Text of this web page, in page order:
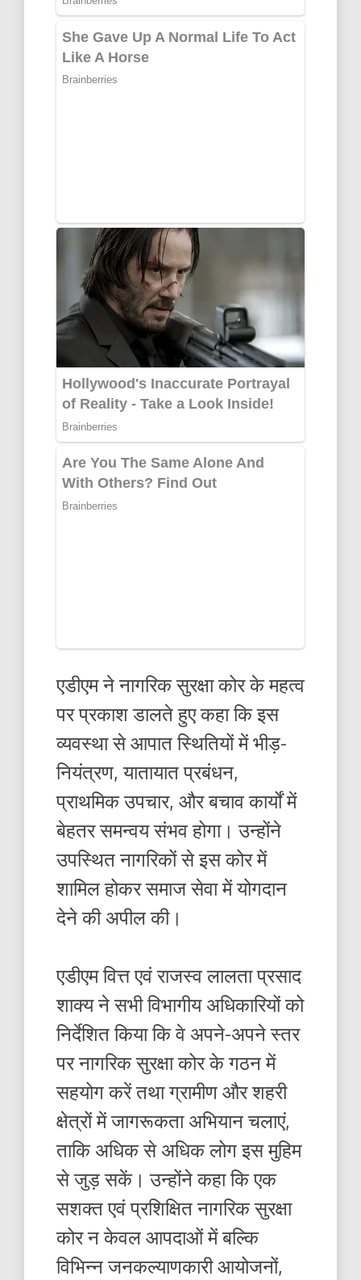
एडीएम ने नागरिक सुरक्षा कोर के महत्व
पर प्रकाश डालते हुए कहा कि इस
व्यवस्था से आपात स्थितियों में भीड़-
नियंत्रण, यातायात प्रबंधन,
प्राथमिक उपचार, और बचाव कार्यों में
बेहतर समन्वय संभव होगा। उन्होंने
उपस्थित नागरिकों से इस कोर में
शामिल होकर समाज सेवा में योगदान
देने की अपील की।
एडीएम वित्त एवं राजस्व लालता प्रसाद
शाक्य ने सभी विभागीय अधिकारियों को
निर्देशित किया कि वे अपने-अपने स्तर
पर नागरिक सुरक्षा कोर के गठन में
सहयोग करें तथा ग्रामीण और शहरी
क्षेत्रों में जागरूकता अभियान चलाएं,
ताकि अधिक से अधिक लोग इस मुहिम
से जुड़ सकें। उन्होंने कहा कि एक
सशक्त एवं प्रशिक्षित नागरिक सुरक्षा
कोर न केवल आपदाओं में बल्कि
विभिन्न जनकल्याणकारी आयोजनों,